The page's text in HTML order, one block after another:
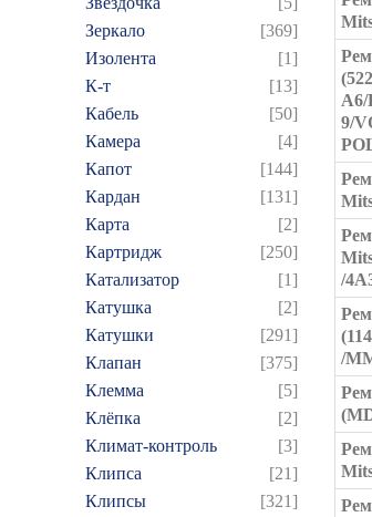
Зеркало
[369]
Изолента
[1]
К-т
[13]
Кабель
[50]
Камера
[4]
Капот
[144]
Кардан
[131]
Карта
[2]
Картридж
[250]
Катализатор
[1]
Катушка
[2]
Катушки
[291]
Клапан
[375]
Клемма
[5]
Клёпка
[2]
Климат-контроль
[3]
Клипса
[21]
Клипсы
[321]
9/
/
/